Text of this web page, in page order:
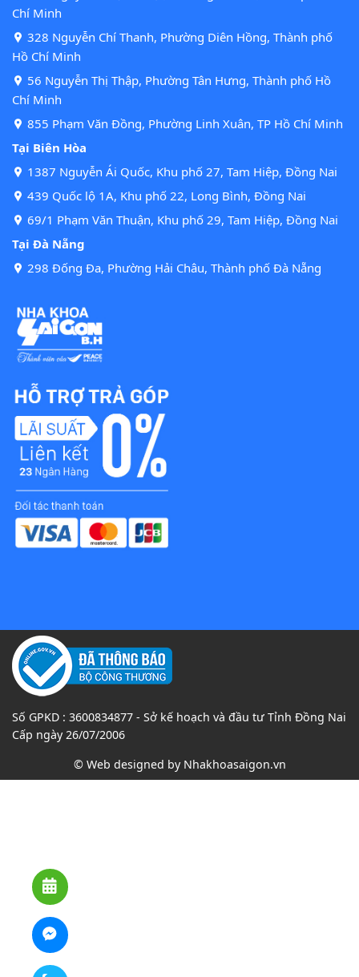
Chí Minh
328 Nguyễn Chí Thanh, Phường Diên Hồng, Thành phố
Hồ Chí Minh
56 Nguyễn Thị Thập, Phường Tân Hưng, Thành phố Hồ
Chí Minh
855 Phạm Văn Đồng, Phường Linh Xuân, TP Hồ Chí Minh
Tại Biên Hòa
1387 Nguyễn Ái Quốc, Khu phố 27, Tam Hiệp, Đồng Nai
439 Quốc lộ 1A, Khu phố 22, Long Bình, Đồng Nai
69/1 Phạm Văn Thuận, Khu phố 29, Tam Hiệp, Đồng Nai
Tại Đà Nẵng
298 Đống Đa, Phường Hải Châu, Thành phố Đà Nẵng
Số GPKD : 3600834877 - Sở kế hoạch và đầu tư Tỉnh Đồng Nai
Cấp ngày 26/07/2006
© Web designed by Nhakhoasaigon.vn